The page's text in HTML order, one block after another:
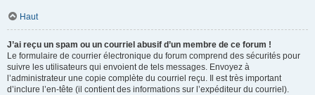
Haut
J’ai reçu un spam ou un courriel abusif d’un membre de ce forum !
Le formulaire de courrier électronique du forum comprend des sécurités pour
suivre les utilisateurs qui envoient de tels messages. Envoyez à
l’administrateur une copie complète du courriel reçu. Il est très important
d’inclure l’en-tête (il contient des informations sur l’expéditeur du courriel).